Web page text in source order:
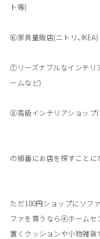
ト等)
⑥家具量販店(ニトリ、IKEA)
⑦リーズナブルなインテリ
ームなど)
⑧高級インテリアショップ(
の順番にお店を探すことに
ただ100円ショップにソフ
ファを買うなら④ホームセ
置くクッションや小物雑